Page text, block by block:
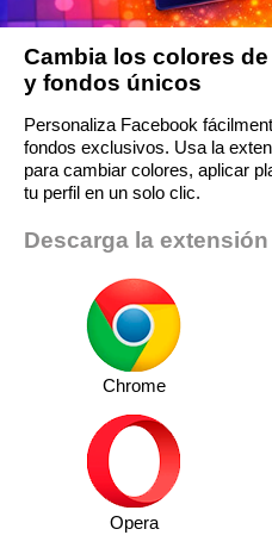
Cambia los colores
y fondos únicos
Personaliza Facebook
fondos exclusivos. Usa la
para cambiar colores, aplicar
tu perfil en un solo clic.
Descarga la
Chrome
Opera